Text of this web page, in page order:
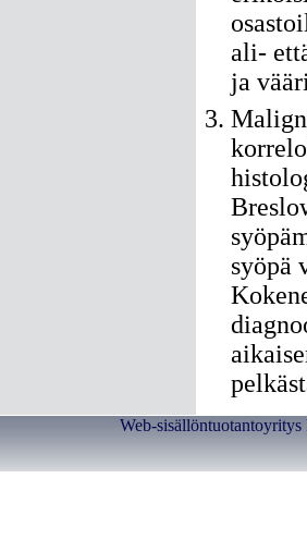
ali-
ja
syöpä
Web-